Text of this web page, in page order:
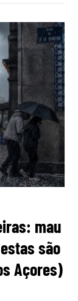
mau
são
Açores)